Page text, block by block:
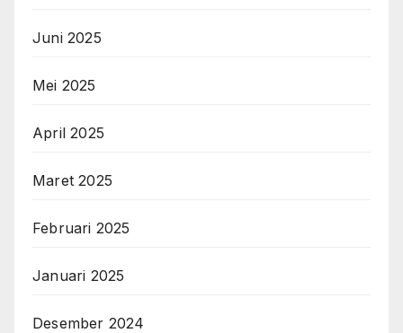
Juni 2025
Mei 2025
April 2025
Maret 2025
Februari 2025
Januari 2025
Desember 2024